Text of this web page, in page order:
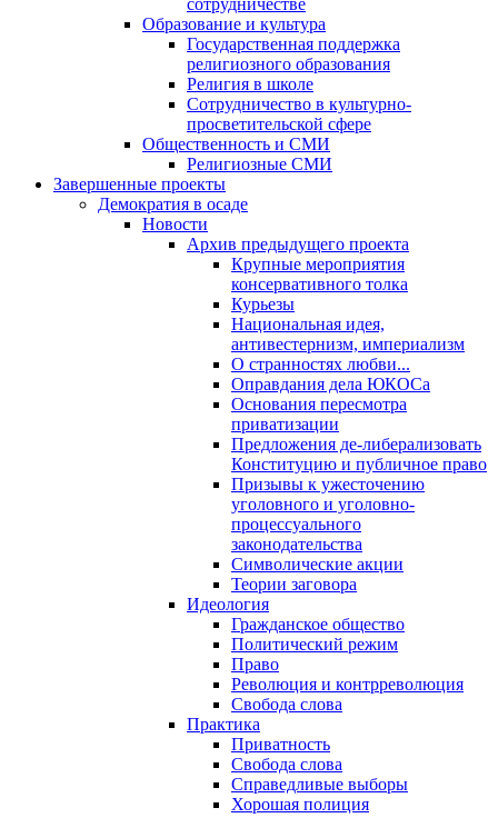
сотрудничестве
Образование и культура
Государственная поддержка
религиозного образования
Религия в школе
Сотрудничество в культурно-
просветительской сфере
Общественность и СМИ
Религиозные СМИ
Завершенные проекты
Демократия в осаде
Новости
Архив предыдущего проекта
Крупные мероприятия
консервативного толка
Курьезы
Национальная идея,
антивестернизм, империализм
О странностях любви...
Оправдания дела ЮКОСа
Основания пересмотра
приватизации
Предложения де-либерализовать
Конституцию и публичное право
Призывы к ужесточению
уголовного и уголовно-
процессуального
законодательства
Символические акции
Теории заговора
Идеология
Гражданское общество
Политический режим
Право
Революция и контрреволюция
Свобода слова
Практика
Приватность
Свобода слова
Справедливые выборы
Хорошая полиция